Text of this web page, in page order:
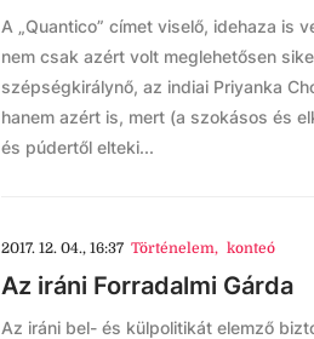
A „Quantico” címet viselő, idehaza is
nem csak azért volt meglehetősen
szépségkirálynő, az indiai Priyanka
hanem azért is, mert (a szokásos és
és púdertől elteki...
2017. 12. 04., 16:37 Történelem, konteó
Az iráni Forradalmi Gárda
Az iráni bel- és külpolitikát elemző